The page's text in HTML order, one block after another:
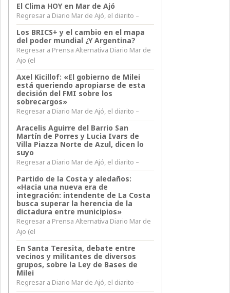
El Clima HOY en Mar de Ajó
Regresar a Diario Mar de Ajó, el diarito –
Los BRICS+ y el cambio en el mapa
del poder mundial ¿Y Argentina?
Regresar a Prensa Alternativa Diario Mar de
Ajo (el
Axel Kicillof: «El gobierno de Milei
está queriendo apropiarse de esta
decisión del FMI sobre los
sobrecargos»
Regresar a Diario Mar de Ajó, el diarito –
Aracelis Aguirre del Barrio San
Martín de Porres y Lucia Ivars de
Villa Piazza Norte de Azul, dicen lo
suyo
Regresar a Diario Mar de Ajó, el diarito –
Partido de la Costa y aledaños:
«Hacia una nueva era de
integración: intendente de La Costa
busca superar la herencia de la
dictadura entre municipios»
Regresar a Prensa Alternativa Diario Mar de
Ajo (el
En Santa Teresita, debate entre
vecinos y militantes de diversos
grupos, sobre la Ley de Bases de
Milei
Regresar a Diario Mar de Ajó, el diarito –